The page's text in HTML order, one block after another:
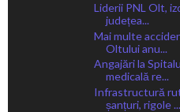
Liderii PNL Olt,
județea...
Mai multe
Oltului anu...
Angajări la
medicală re...
Infrastructură
șanțuri, rigole ...